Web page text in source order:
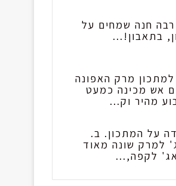
חנה שמחים על
בתאבון!...
מרק האפונה
אש מכינה כמעט
מהיר וק...
על המתכון. ב.
למרק שונה מאוד
לקפה,...